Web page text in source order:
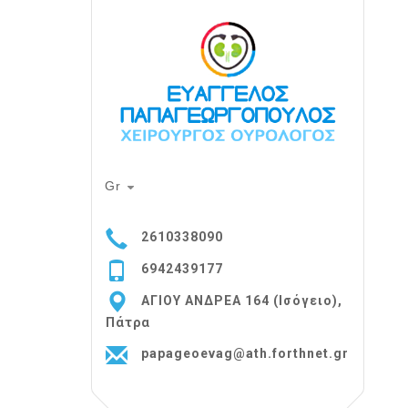
Gr
2610338090
6942439177
ΑΓΙΟΥ ΑΝΔΡΕΑ 164 (Ισόγειο),
Πάτρα
papageoevag@ath.forthnet.gr